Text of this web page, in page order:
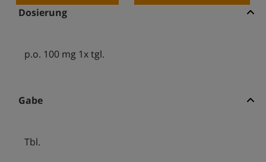
Dosierung
p.o. 100 mg 1x tgl.
Gabe
Tbl.